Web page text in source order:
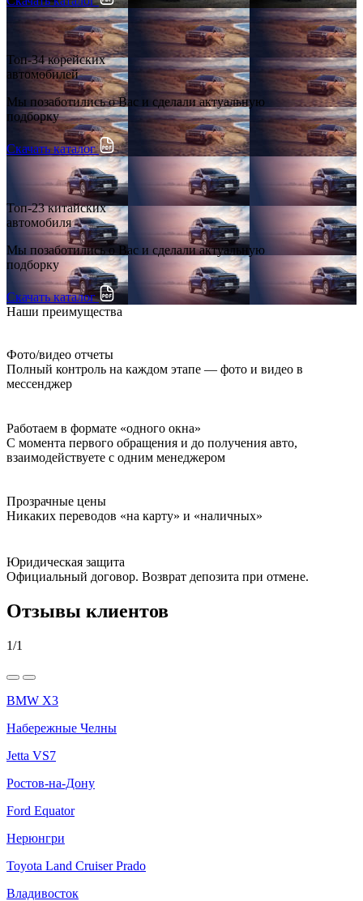
Топ-34 корейских
автомобилей
Мы позаботились о Вас и сделали актуальную
подборку
Скачать каталог
Топ-23 китайских
автомобиля
Мы позаботились о Вас и сделали актуальную
подборку
Скачать каталог
Наши преимущества
Фото/видео отчеты
Полный контроль на каждом этапе — фото и видео в
мессенджер
Работаем в формате «одного окна»
С момента первого обращения и до получения авто,
взаимодействуете с одним менеджером
Прозрачные цены
Никаких переводов «на карту» и «наличных»
Юридическая защита
Официальный договор. Возврат депозита при отмене.
Отзывы клиентов
1/1
BMW X3
Набережные Челны
Jetta VS7
Ростов-на-Дону
Ford Equator
Нерюнгри
Toyota Land Cruiser Prado
Владивосток